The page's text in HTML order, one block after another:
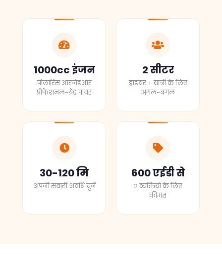
1000cc इंजन
पोलारिस आरजेडआर
प्रोफेशनल-ग्रेड पावर
2 सीटर
ड्राइवर + यात्री के लिए
अगल-बगल
30-120 मि
अपनी सवारी अवधि चुनें
600 एईडी से
2 व्यक्तियों के लिए
कीमत